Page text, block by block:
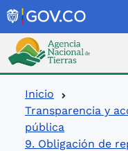
Logo Agencia
Ruta de
Inicio
Transparencia y
pública
9. Obligación de